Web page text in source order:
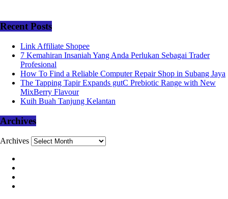
Recent Posts
Link Affiliate Shopee
7 Kemahiran Insaniah Yang Anda Perlukan Sebagai Trader
Profesional
How To Find a Reliable Computer Repair Shop in Subang Jaya
The Tapping Tapir Expands gutC Prebiotic Range with New
MixBerry Flavour
Kuih Buah Tanjung Kelantan
Archives
Archives